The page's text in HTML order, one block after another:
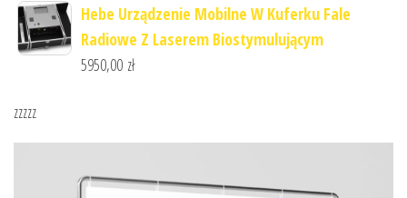
Hebe Urządzenie Mobilne W Kuferku Fale
Radiowe Z Laserem Biostymulującym
5950,00 zł
zzzzz